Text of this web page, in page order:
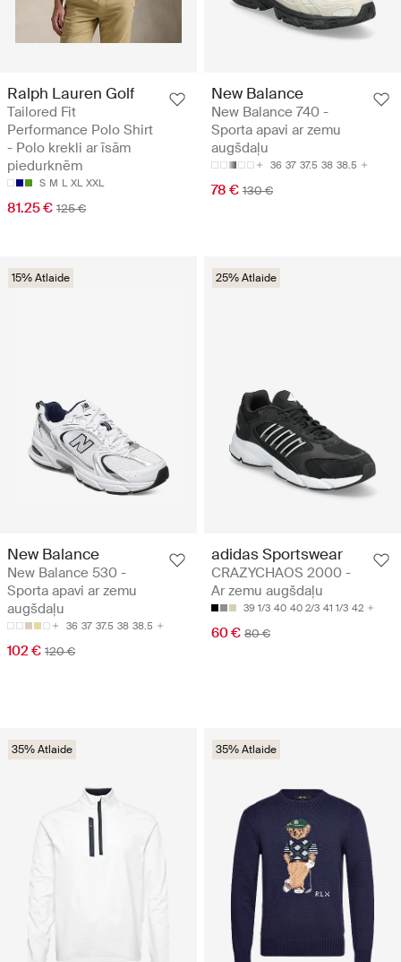
Ralph Lauren Golf
Tailored Fit
Performance Polo Shirt
- Polo krekli ar īsām
piedurknēm
S M L XL XXL
81.25 € 125 €
New Balance
New Balance 740 -
Sporta apavi ar zemu
augšdaļu
36 37 37.5 38 38.5
78 € 130 €
15% Atlaide
New Balance
New Balance 530 -
Sporta apavi ar zemu
augšdaļu
36 37 37.5 38 38.5
102 € 120 €
25% Atlaide
adidas Sportswear
CRAZYCHAOS 2000 -
Ar zemu augšdaļu
39 1/3 40 40 2/3 41 1/3 42
60 € 80 €
35% Atlaide 35% Atlaide